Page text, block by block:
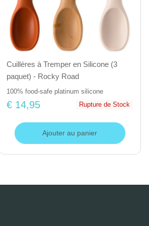
Cuillères à Tremper en Silicone (3
paquet) - Rocky Road
100% food-safe platinum silicone
€ 14,95 Rupture de Stock
Ajouter au panier